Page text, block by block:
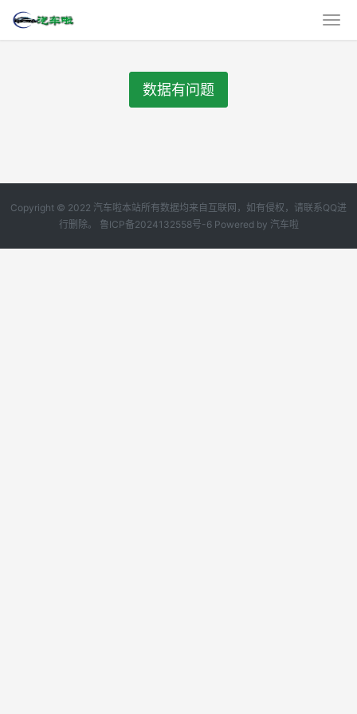
数据有问题
Copyright © 2022 汽车啦本站所有数据均来自互联网，如有侵权，请联系QQ进
行删除。 鲁ICP备2024132558号-6Powered by 汽车啦